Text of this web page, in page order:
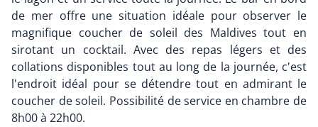
de mer offre une situation idéale pour observer le
magnifique coucher de soleil des Maldives tout en
sirotant un cocktail. Avec des repas légers et des
collations disponibles tout au long de la journée, c'est
l'endroit idéal pour se détendre tout en admirant le
coucher de soleil. Possibilité de service en chambre de
8h00 à 22h00.